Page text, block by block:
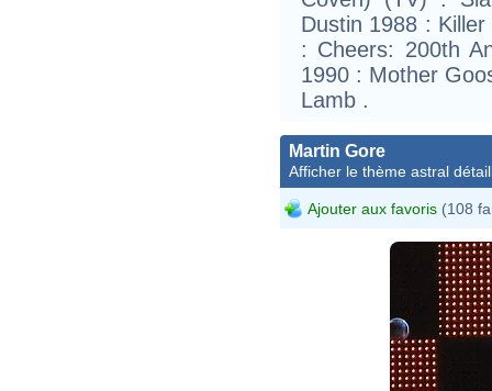
Dustin 1988 :
: Cheers: 200th
1990 : Mother
Lamb .
Martin Gore
Afficher le thème astral
Ajouter aux favoris (108